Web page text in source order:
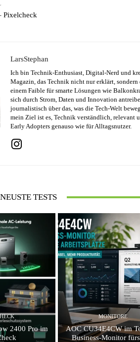
Pixelcheck
LarsStephan
Ich bin Technik-Enthusiast, Digital-Nerd und
Magazin, das Technik nicht nur erklärt,
einem Faible für smarte Lösungen wie
sich durch Strom, Daten und Innovation
journalistisch über das, was die Tech-Welt
mein Ziel ist es, Technik verständlich, relevant
Early Adopters genauso wie für Alltagsnutzer.
TESTS
2400 Pro im
MONITORE
AOC CU34E4CW im
Business-Monitor